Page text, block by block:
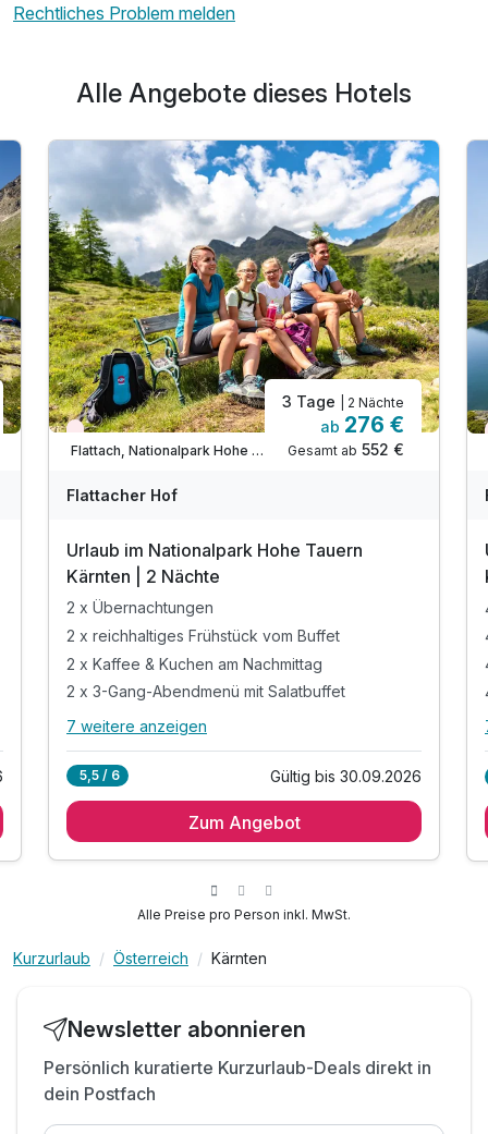
Rechtliches Problem melden
Alle Angebote dieses Hotels
Nur noch Restplätze
Flattach, Nationalpark Hohe Tauern in Kärnten
3 Tage | 2 Nächte
ab 276 €
Gesamt ab 552 €
Flattacher Hof
Urlaub im Nationalpark Hohe Tauern
Kärnten | 2 Nächte
2 x Übernachtungen
2 x reichhaltiges Frühstück vom Buffet
2 x Kaffee & Kuchen am Nachmittag
2 x 3-Gang-Abendmenü mit Salatbuffet
Alle Inklusivleistungen
2 x reichhaltiges Frühstück vom Buffet
inkl. Kärnten Card* mit vielen Ermäßigungen
inkl. Nutzung von Hallenbad mit Sonnenterasse
inkl. Kinderspielzimmer & Spielplatz
Tipp: Raggaschlucht erkunden
7 weitere anzeigen
5,5 / 6 Gültig bis 30.09.2026
Zum Angebot
Alle Preise pro Person inkl. MwSt.
Kurzurlaub Österreich Kärnten
Newsletter abonnieren
Persönlich kuratierte Kurzurlaub-Deals direkt in
dein Postfach